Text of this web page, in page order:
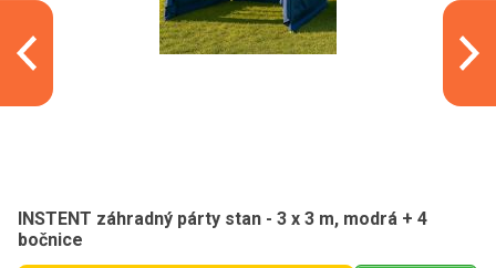
INSTENT záhradný párty stan - 3 x 3 m, modrá + 4
bočnice